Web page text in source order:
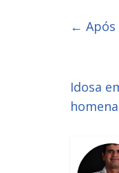
←
Idosa